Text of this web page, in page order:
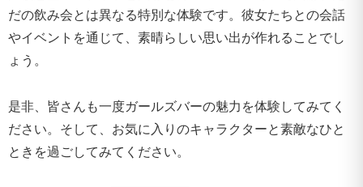
だの飲み会とは異なる特別な体験です。彼女たちとの会話
やイベントを通じて、素晴らしい思い出が作れることでし
ょう。
是非、皆さんも一度ガールズバーの魅力を体験してみてく
ださい。そして、お気に入りのキャラクターと素敵なひと
ときを過ごしてみてください。